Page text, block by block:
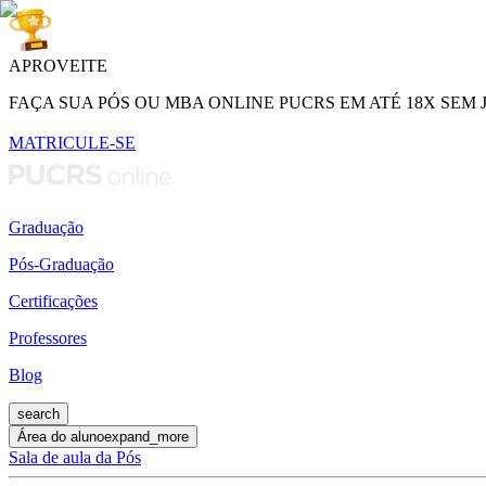
APROVEITE
FAÇA SUA PÓS OU MBA ONLINE PUCRS EM ATÉ 18X SEM
MATRICULE-SE
Graduação
Pós-Graduação
Certificações
Professores
Blog
search
Área do alunoexpand_more
Sala de aula da Pós